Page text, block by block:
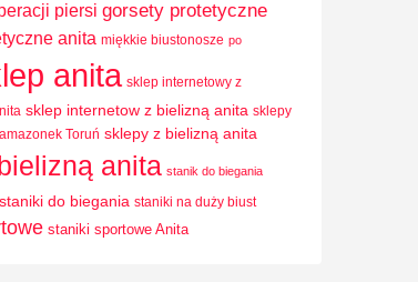
piersi gorsety protetyczne
anita miękkie biustonosze po
anita sklep internetowy z
sklep internetow z bielizną anita sklepy
Toruń sklepy z bielizną anita
anita stanik do biegania
staniki do biegania staniki na duży biust
staniki sportowe Anita